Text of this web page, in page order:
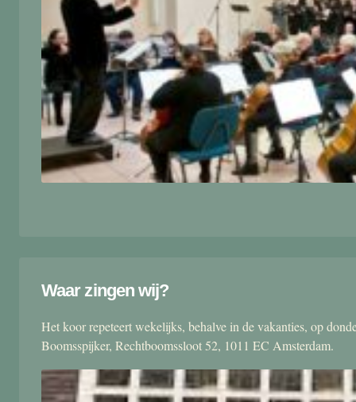
Waar zingen wij?
Het koor repeteert wekelijks, behalve in de vakanties, op
Boomsspijker, Rechtboomssloot 52, 1011 EC Amsterdam.